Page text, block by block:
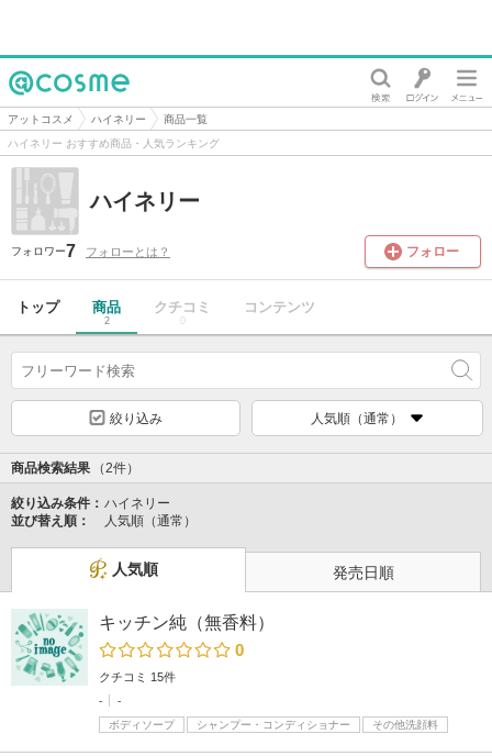
@cosme
アットコスメ ハイネリー
商品一覧
ハイネリー おすすめ商品・人気ランキング
ハイネリー
フォロワー7 フォローとは？ フォロー
トップ 商品
2
クチコミ
0
コンテンツ
絞り込み 人気順（通常）
商品検索結果 （2件）
絞り込み条件： ハイネリー
並び替え順：
人気順（通常）
人気順 発売日順
キッチン純（無香料）
0
クチコミ 15件
-
-
ボディソープ
シャンプー・コンディショナー その他洗顔料